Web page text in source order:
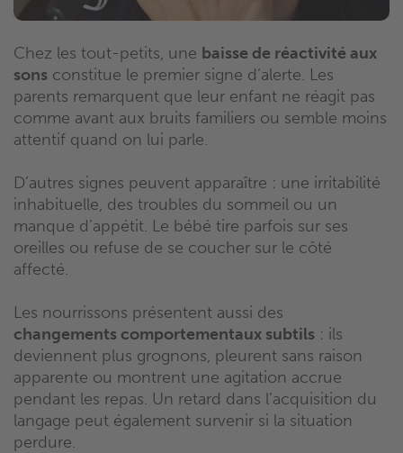
Chez les tout-petits, une baisse de réactivité aux
sons constitue le premier signe d’alerte. Les
parents remarquent que leur enfant ne réagit pas
comme avant aux bruits familiers ou semble moins
attentif quand on lui parle.
D’autres signes peuvent apparaître : une irritabilité
inhabituelle, des troubles du sommeil ou un
manque d’appétit. Le bébé tire parfois sur ses
oreilles ou refuse de se coucher sur le côté
affecté.
Les nourrissons présentent aussi des
changements comportementaux subtils : ils
deviennent plus grognons, pleurent sans raison
apparente ou montrent une agitation accrue
pendant les repas. Un retard dans l’acquisition du
langage peut également survenir si la situation
perdure.